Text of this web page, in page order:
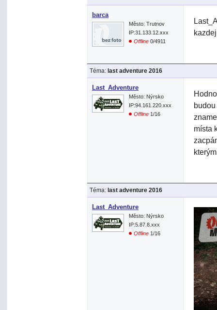
barca
Město: Trutnov
IP:31.133.12.xxx
Offline 0/4911
Téma: last adventure 2016
Last_Adventure
Město: Nýrsko
IP:94.161.220.xxx
Offline 1/16
místa
Téma: last adventure 2016
Last_Adventure
Město: Nýrsko
IP:5.87.8.xxx
Offline 1/16